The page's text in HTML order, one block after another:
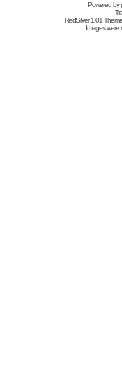
Powered by
RedSilver 1.01
Images were